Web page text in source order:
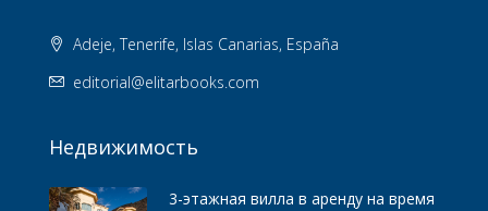
Adeje, Tenerife, Islas Canarias, España
editorial@elitarbooks.com
Недвижимость
3-этажная вилла в аренду на время